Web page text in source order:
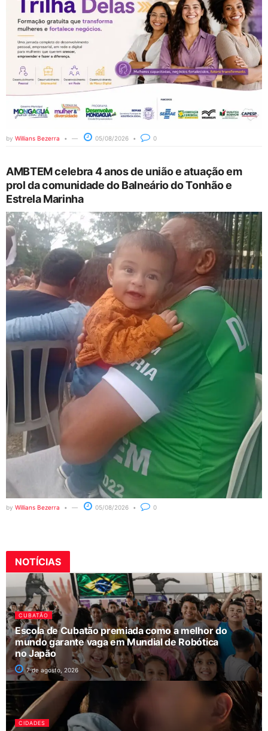
by Willians Bezerra 05/08/2026 0
AMBTEM celebra 4 anos de união e atuação em
prol da comunidade do Balneário do Tonhão e
Estrela Marinha
by Willians Bezerra 05/08/2026 0
NOTÍCIAS
CUBATÃO
Escola de Cubatão premiada como a melhor do
mundo garante vaga em Mundial de Robótica
no Japão
7 de agosto, 2026
CIDADES